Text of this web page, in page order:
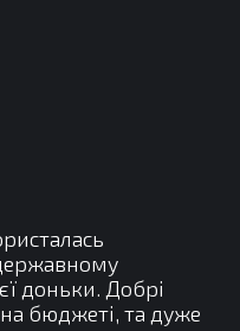
доньки. Добрі
бюджеті, та дуже